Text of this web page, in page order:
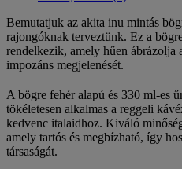
Bemutatjuk az akita inu mintás
rajongóknak terveztünk. Ez a
rendelkezik, amely hűen ábrázolja
impozáns megjelenését.
A bögre fehér alapú és 330 ml-es
tökéletesen alkalmas a reggeli
kedvenc italaidhoz. Kiváló
amely tartós és megbízható, így
társaságát.